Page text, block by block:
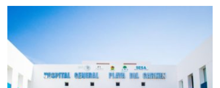
dicha tendencia, existen otros que aún se oponen a que
sus clientes ingresen a sus establecimientos
acompañados de sus mascotas, por lo que en la
actualidad
debate.
Por otra parte,ya existen establecimientos exclusivos